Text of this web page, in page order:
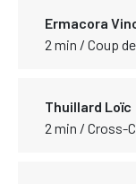
Ermacora
2 min / Coup
Thuillard Loïc
2 min / Cross-